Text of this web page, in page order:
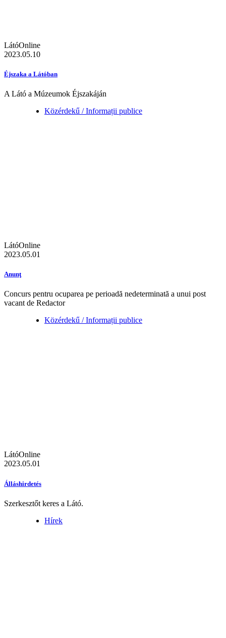
LátóOnline
2023.05.10
Éjszaka a Látóban
A Látó a Múzeumok Éjszakáján
Közérdekű / Informații publice
LátóOnline
2023.05.01
Anunţ
Concurs pentru ocuparea pe perioadă nedeterminată a unui post
vacant de Redactor
Közérdekű / Informații publice
LátóOnline
2023.05.01
Álláshirdetés
Szerkesztőt keres a Látó.
Hírek